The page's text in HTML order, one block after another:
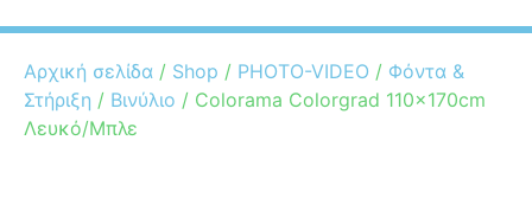
Αρχική σελίδα / Shop / PHOTO-VIDEO / Φόντα &
Στήριξη / Βινύλιο / Colorama Colorgrad 110x170cm
Λευκό/Μπλε